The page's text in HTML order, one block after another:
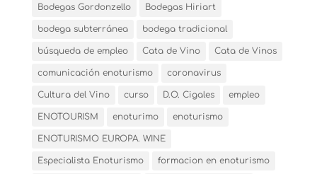
Bodegas Gordonzello Bodegas Hiriart
bodega subterránea bodega tradicional
búsqueda de empleo Cata de Vino Cata de Vinos
comunicación enoturismo coronavirus
Cultura del Vino curso D.O. Cigales empleo
ENOTOURISM enoturimo enoturismo
ENOTURISMO EUROPA. WINE
Especialista Enoturismo formacion en enoturismo